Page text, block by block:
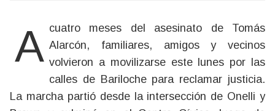
A cuatro meses del asesinato de Tomás Alarcón, familiares, amigos y vecinos
volvieron a movilizarse este lunes por las
calles de Bariloche para reclamar justicia.
La marcha partió desde la intersección de Onelli y